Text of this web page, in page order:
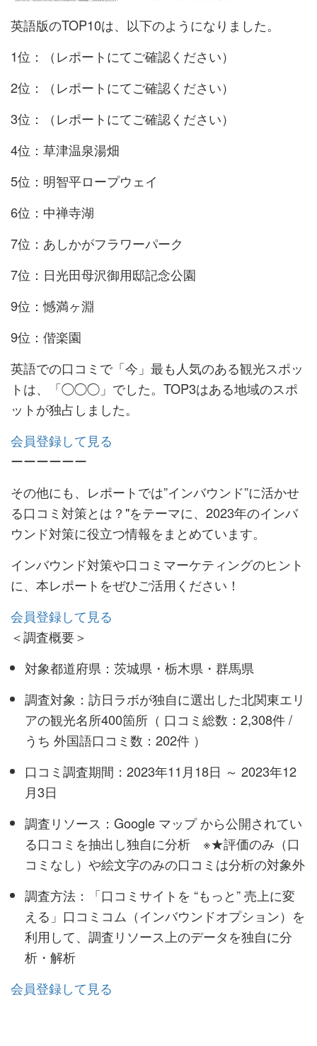
英語版のTOP10は、以下のようになりました。
1位：（レポートにてご確認ください）
2位：（レポートにてご確認ください）
3位：（レポートにてご確認ください）
4位：草津温泉湯畑
5位：明智平ロープウェイ
6位：中禅寺湖
7位：あしかがフラワーパーク
7位：日光田母沢御用邸記念公園
9位：憾満ヶ淵
9位：偕楽園
英語での口コミで「今」最も人気のある観光スポッ
トは、「◯◯◯」でした。TOP3はある地域のスポ
ットが独占しました。
会員登録して見る
ーーーーーー
その他にも、レポートでは”インバウンド”に活かせ
る口コミ対策とは？"をテーマに、2023年のインバ
ウンド対策に役立つ情報をまとめています。
インバウンド対策や口コミマーケティングのヒント
に、本レポートをぜひご活用ください！
会員登録して見る
＜調査概要＞
対象都道府県：茨城県・栃木県・群馬県
調査対象：訪日ラボが独自に選出した北関東エリ
アの観光名所400箇所（ 口コミ総数：2,308件 /
うち 外国語口コミ数：202件 ）
口コミ調査期間：2023年11月18日 ～ 2023年12
月3日
調査リソース：Google マップ から公開されてい
る口コミを抽出し独自に分析 ※★評価のみ（口
コミなし）や絵文字のみの口コミは分析の対象外
調査方法：「口コミサイトを “もっと” 売上に変
える」口コミコム（インバウンドオプション）を
利用して、調査リソース上のデータを独自に分
析・解析
会員登録して見る